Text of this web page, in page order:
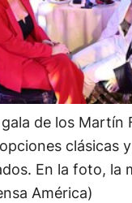
de los Martín
clásicas
En la foto, la
América)